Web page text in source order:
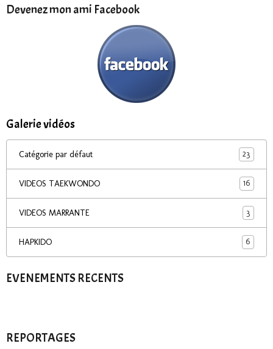
Devenez mon ami Facebook
Galerie vidéos
Catégorie par défaut 23
VIDEOS TAEKWONDO 16
VIDEOS MARRANTE 3
HAPKIDO 6
EVENEMENTS RECENTS
REPORTAGES